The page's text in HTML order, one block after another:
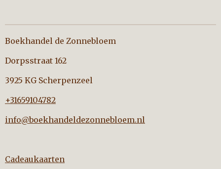
Boekhandel de Zonnebloem
Dorpsstraat 162
3925 KG Scherpenzeel
+31659104782
info@boekhandeldezonnebloem.nl
Cadeaukaarten